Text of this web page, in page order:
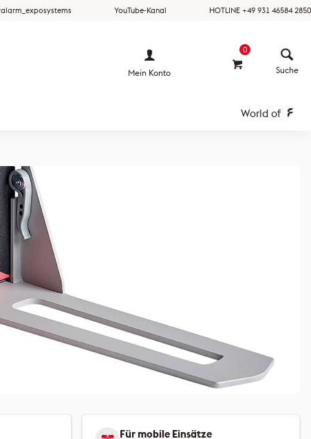
YouTube-Kanal HOTLINE +49 931 46584 2850
0
World of
Mein Konto
Für mobile Einsätze